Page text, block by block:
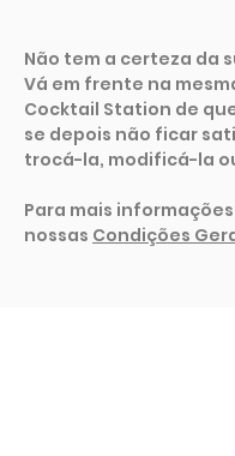
Não tem a certeza da
Vá em frente na
Cocktail Station de
se depois não ficar
trocá-la, modificá-la
Para mais
nossas Condições